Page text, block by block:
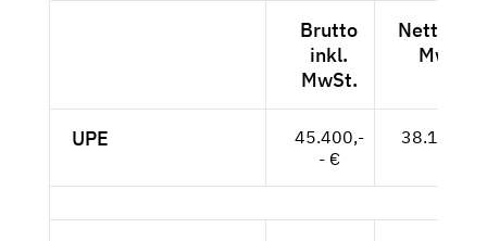
Brutto
inkl.
MwSt.
Netto
MwSt.
UPE
45.400,-
- €
38.151,--